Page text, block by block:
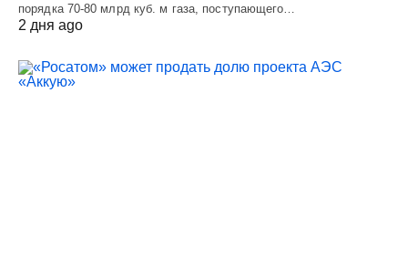
порядка 70-80 млрд куб. м газа, поступающего…
2 дня ago